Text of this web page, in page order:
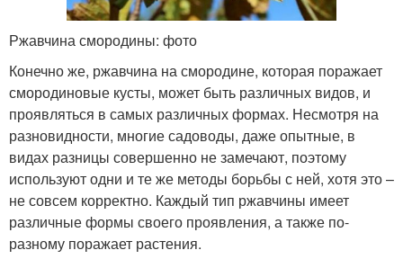
Ржавчина смородины: фото
Конечно же, ржавчина на смородине, которая поражает
смородиновые кусты, может быть различных видов, и
проявляться в самых различных формах. Несмотря на
разновидности, многие садоводы, даже опытные, в
видах разницы совершенно не замечают, поэтому
используют одни и те же методы борьбы с ней, хотя это –
не совсем корректно. Каждый тип ржавчины имеет
различные формы своего проявления, а также по-
разному поражает растения.